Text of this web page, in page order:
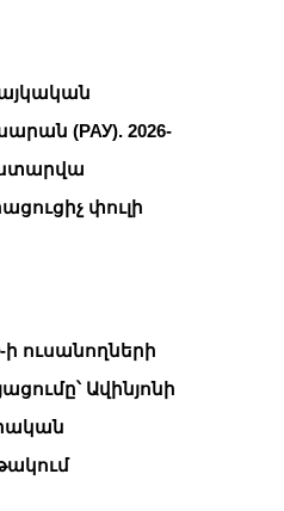
(РАУ). 2026-
փուլի
ուսանողների
Ավինյոնի